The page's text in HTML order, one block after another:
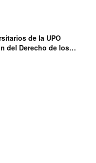
de la UPO
del Derecho de los